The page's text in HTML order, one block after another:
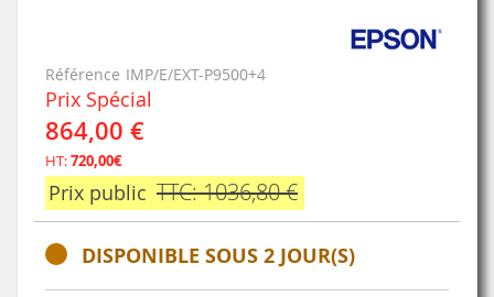
Référence IMP/E/EXT-P9500+4
Prix Spécial
864,00 €
HT:720,00€
Prix public TTC: 1036,80 €
DISPONIBLE SOUS 2 JOUR(S)
gallery